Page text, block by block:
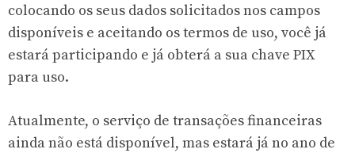
colocando os seus dados solicitados nos campos
disponíveis e aceitando os termos de uso, você já
estará participando e já obterá a sua chave PIX
para uso.
Atualmente, o serviço de transações financeiras
ainda não está disponível, mas estará já no ano de